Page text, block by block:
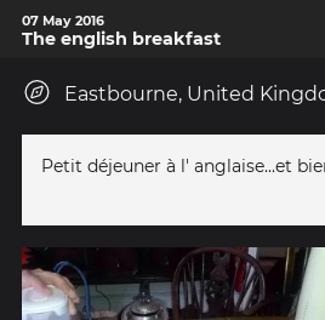
07 May 2016
The english breakfast
Eastbourne, United
Petit déjeuner à l' anglaise...et